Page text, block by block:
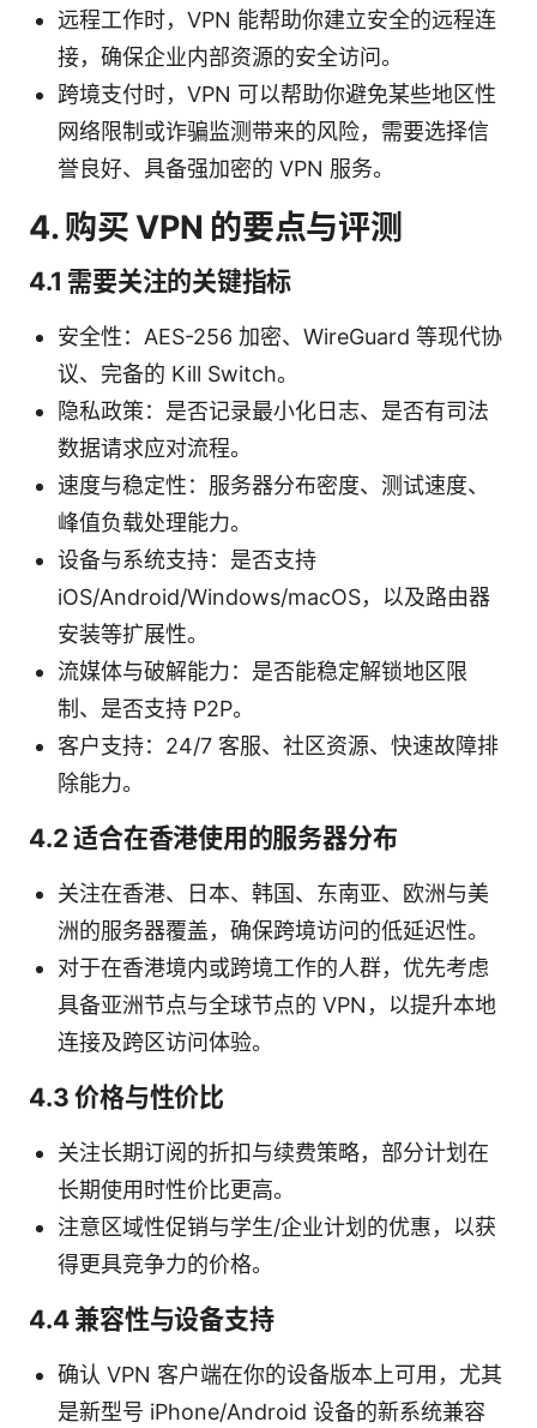
远程工作时，VPN 能帮助你建立安全的远程连
接，确保企业内部资源的安全访问。
跨境支付时，VPN 可以帮助你避免某些地区性
网络限制或诈骗监测带来的风险，需要选择信
誉良好、具备强加密的 VPN 服务。
4. 购买 VPN 的要点与评测
4.1 需要关注的关键指标
安全性：AES-256 加密、WireGuard 等现代协
议、完备的 Kill Switch。
隐私政策：是否记录最小化日志、是否有司法
数据请求应对流程。
速度与稳定性：服务器分布密度、测试速度、
峰值负载处理能力。
设备与系统支持：是否支持
iOS/Android/Windows/macOS，以及路由器
安装等扩展性。
流媒体与破解能力：是否能稳定解锁地区限
制、是否支持 P2P。
客户支持：24/7 客服、社区资源、快速故障排
除能力。
4.2 适合在香港使用的服务器分布
关注在香港、日本、韩国、东南亚、欧洲与美
洲的服务器覆盖，确保跨境访问的低延迟性。
对于在香港境内或跨境工作的人群，优先考虑
具备亚洲节点与全球节点的 VPN，以提升本地
连接及跨区访问体验。
4.3 价格与性价比
关注长期订阅的折扣与续费策略，部分计划在
长期使用时性价比更高。
注意区域性促销与学生/企业计划的优惠，以获
得更具竞争力的价格。
4.4 兼容性与设备支持
确认 VPN 客户端在你的设备版本上可用，尤其
是新型号 iPhone/Android 设备的新系统兼容